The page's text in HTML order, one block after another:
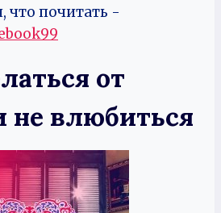
что почитать -
от
не влюбиться